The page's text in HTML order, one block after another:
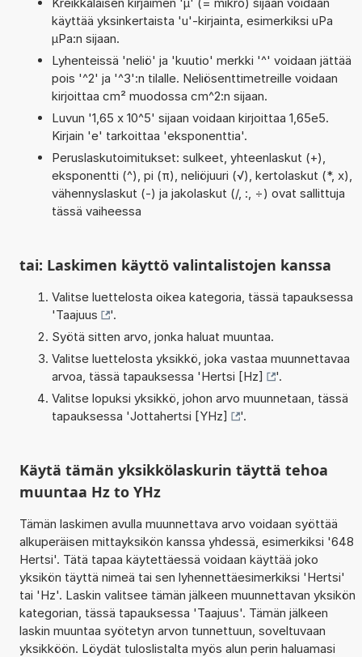
käyttää yksinkertaista 'u'-kirjainta, esimerkiksi uPa
µPa:n sijaan.
Lyhenteissä 'neliö' ja 'kuutio' merkki '^' voidaan jättää
pois '^2' ja '^3':n tilalle. Neliösenttimetreille voidaan
kirjoittaa cm² muodossa cm^2:n sijaan.
Luvun '1,65 x 10^5' sijaan voidaan kirjoittaa 1,65e5.
Kirjain 'e' tarkoittaa 'eksponenttia'.
Peruslaskutoimitukset: sulkeet, yhteenlaskut (+),
eksponentti (^), pi (π), neliöjuuri (√), kertolaskut (*, x),
vähennyslaskut (-) ja jakolaskut (/, :, ÷) ovat sallittuja
tässä vaiheessa
tai: Laskimen käyttö valintalistojen kanssa
Valitse luettelosta oikea kategoria, tässä tapauksessa
'Taajuus
'.
Syötä sitten arvo, jonka haluat muuntaa.
Valitse luettelosta yksikkö, joka vastaa muunnettavaa
arvoa, tässä tapauksessa 'Hertsi [Hz]
'.
Valitse lopuksi yksikkö, johon arvo muunnetaan, tässä
tapauksessa 'Jottahertsi [YHz] '.
Käytä tämän yksikkölaskurin täyttä tehoa
muuntaa Hz to YHz
Tämän laskimen avulla muunnettava arvo voidaan syöttää
alkuperäisen mittayksikön kanssa yhdessä, esimerkiksi '648
Hertsi'. Tätä tapaa käytettäessä voidaan käyttää joko
yksikön täyttä nimeä tai sen lyhennettäesimerkiksi 'Hertsi'
tai 'Hz'. Laskin valitsee tämän jälkeen muunnettavan yksikön
kategorian, tässä tapauksessa 'Taajuus'. Tämän jälkeen
laskin muuntaa syötetyn arvon tunnettuun, soveltuvaan
yksikköön. Löydät tuloslistalta myös alun perin haluamasi